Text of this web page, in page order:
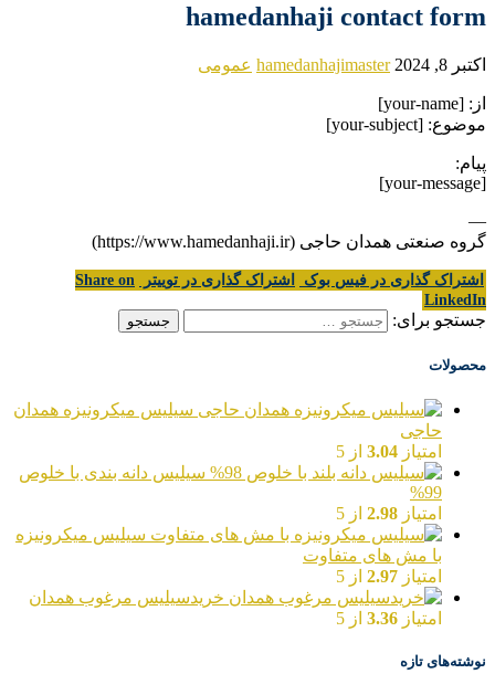
hamedanhaji contact form
اکتبر 8, 2024 hamedanhajimaster عمومی
از: [your-name]
موضوع: [your-subject]
پیام:
[your-message]
—
گروه صنعتی همدان حاجی (https://www.hamedanhaji.ir)
اشتراک گذاری در فیس بوک اشتراک گذاری در توییتر
Share on
LinkedIn
جستجو برای:
محصولات
سیلیس میکرونیزه همدان
حاجی
امتیاز 3.04 از 5
سیلیس دانه بندی با خلوص
99%
امتیاز 2.98 از 5
سیلیس میکرونیزه
با مش های متفاوت
امتیاز 2.97 از 5
خریدسیلیس مرغوب همدان
امتیاز 3.36 از 5
نوشته‌های تازه